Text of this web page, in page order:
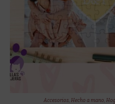
Accesorios,Hecho a mano,